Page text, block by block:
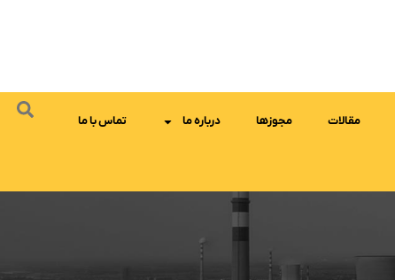
مقالات مجوزها درباره ما تماس با ما